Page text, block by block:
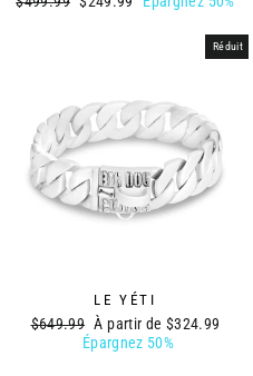
Réduit
LE YÉTI
Prix
$649.99 Prix
réduit
À partir de $324.99
Épargnez 50%